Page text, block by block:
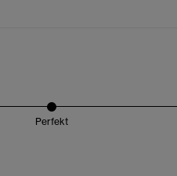
Perfekt